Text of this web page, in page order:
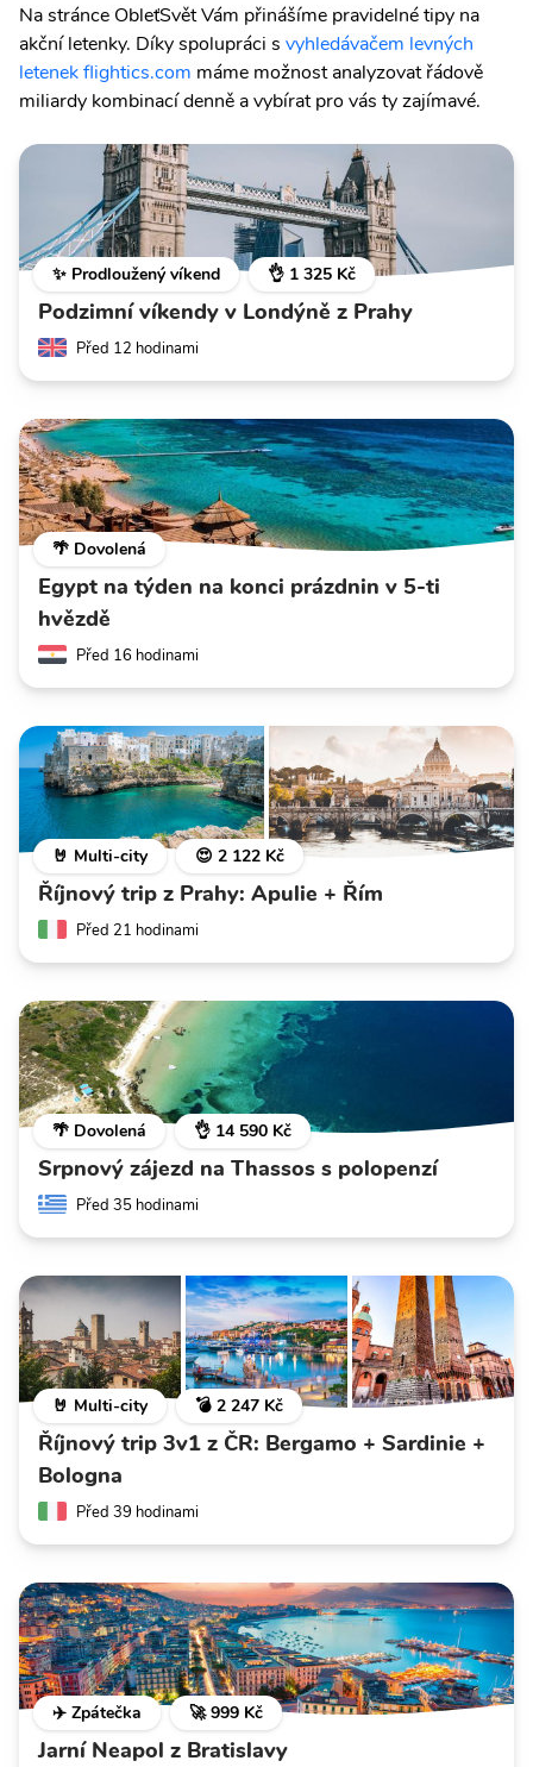
Na stránce ObleťSvět Vám přinášíme pravidelné tipy na
akční letenky. Díky spolupráci s vyhledávačem levných
letenek flightics.com máme možnost analyzovat řádově
miliardy kombinací denně a vybírat pro vás ty zajímavé.
✨ Prodloužený víkend 👌 1 325 Kč
Podzimní víkendy v Londýně z Prahy
Před 12 hodinami
🌴 Dovolená
Egypt na týden na konci prázdnin v 5-ti
hvězdě
Před 16 hodinami
🤘 Multi-city 😍 2 122 Kč
Říjnový trip z Prahy: Apulie + Řím
Před 21 hodinami
🌴 Dovolená 👌 14 590 Kč
Srpnový zájezd na Thassos s polopenzí
Před 35 hodinami
🤘 Multi-city 💣 2 247 Kč
Říjnový trip 3v1 z ČR: Bergamo + Sardinie +
Bologna
Před 39 hodinami
✈️ Zpátečka 🚀 999 Kč
Jarní Neapol z Bratislavy